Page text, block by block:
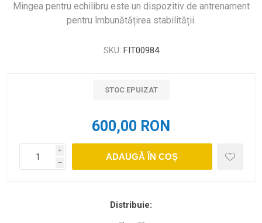
Mingea pentru echilibru este un dispozitiv de antrenament
pentru îmbunătățirea stabilității.
SKU: FIT00984
STOC EPUIZAT
600,00 RON
i
h
ADAUGĂ ÎN COȘ
Distribuie: